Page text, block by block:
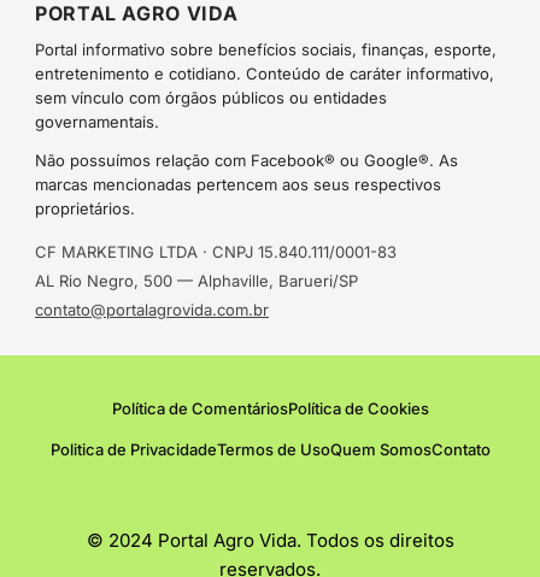
PORTAL AGRO VIDA
Portal informativo sobre benefícios sociais, finanças, esporte,
entretenimento e cotidiano. Conteúdo de caráter informativo,
sem vínculo com órgãos públicos ou entidades
governamentais.
Não possuímos relação com Facebook® ou Google®. As
marcas mencionadas pertencem aos seus respectivos
proprietários.
CF MARKETING LTDA · CNPJ 15.840.111/0001-83
AL Rio Negro, 500 — Alphaville, Barueri/SP
contato@portalagrovida.com.br
Política de ComentáriosPolítica de Cookies
Politica de PrivacidadeTermos de UsoQuem SomosContato
© 2024 Portal Agro Vida. Todos os direitos
reservados.